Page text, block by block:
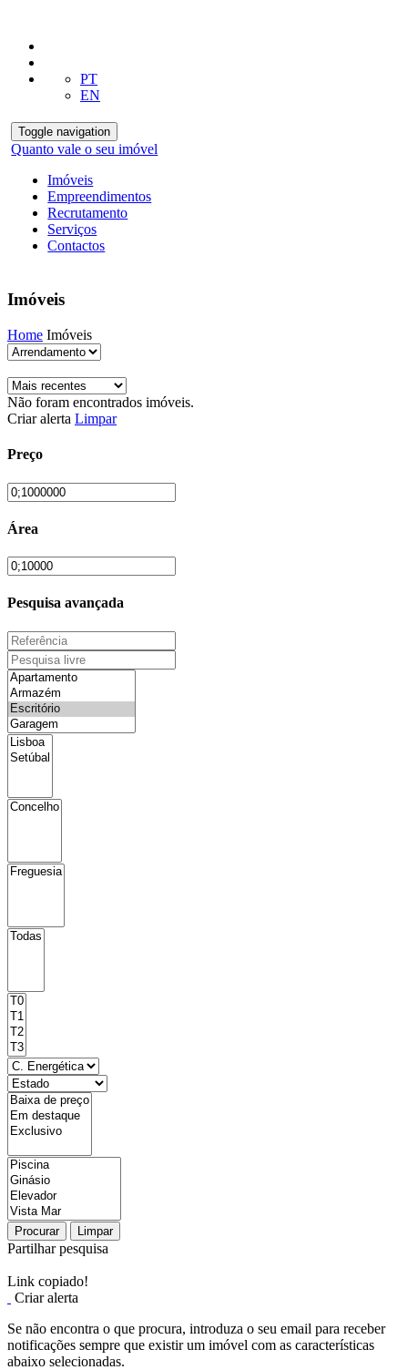
PT
EN
Toggle navigation
Quanto vale o seu imóvel
Imóveis
Empreendimentos
Recrutamento
Serviços
Contactos
Imóveis
Home Imóveis
Não foram encontrados imóveis.
Criar alerta Limpar
Preço
Área
Pesquisa avançada
Procurar Limpar
Partilhar pesquisa
Link copiado!
Criar alerta
Se não encontra o que procura, introduza o seu email para receber
notificações sempre que existir um imóvel com as características
abaixo selecionadas.